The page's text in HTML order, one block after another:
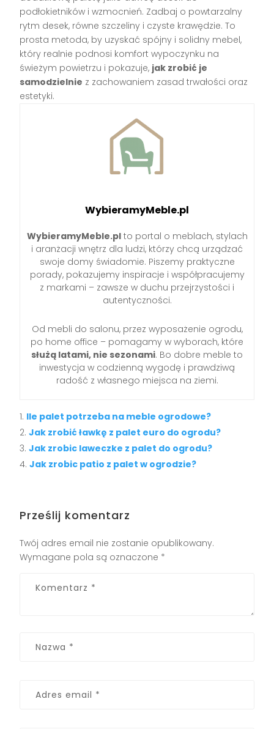
podłokietników i wzmocnień. Zadbaj o powtarzalny
rytm desek, równe szczeliny i czyste krawędzie. To
prosta metoda, by uzyskać spójny i solidny mebel,
który realnie podnosi komfort wypoczynku na
świeżym powietrzu i pokazuje, jak zrobić je
samodzielnie z zachowaniem zasad trwałości oraz
estetyki.
WybieramyMeble.pl
WybieramyMeble.plto portal o meblach, stylach
i aranżacji wnętrz dla ludzi, którzy chcą urządzać
swoje domy świadomie. Piszemy praktyczne
porady, pokazujemy inspiracje i współpracujemy
z markami – zawsze w duchu przejrzystości i
autentyczności.
Od mebli do salonu, przez wyposażenie ogrodu,
po home office – pomagamy w wyborach, które
służą latami, nie sezonami. Bo dobre meble to
inwestycja w codzienną wygodę i prawdziwą
radość z własnego miejsca na ziemi.
Ile palet potrzeba na meble ogrodowe?
Jak zrobić ławkę z palet euro do ogrodu?
Jak zrobic laweczke z palet do ogrodu?
Jak zrobic patio z palet w ogrodzie?
Prześlij komentarz
Twój adres email nie zostanie opublikowany.
Wymagane pola są oznaczone *